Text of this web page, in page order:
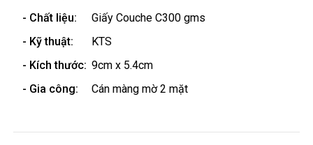
- Chất liệu:
Giấy Couche C300 gms
- Kỹ thuật:
KTS
- Kích thước: 9cm x 5.4cm
- Gia công:
Cán màng mờ 2 mặt